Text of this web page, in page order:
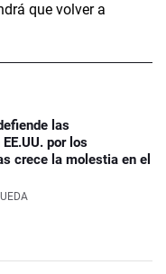
que volver a
las
por los
crece la molestia en el